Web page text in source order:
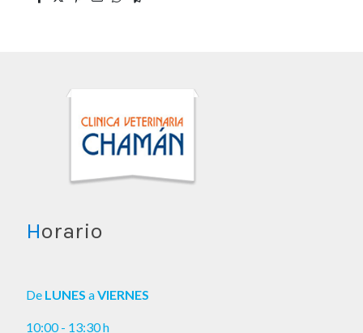
Horario
De LUNES aVIERNES
10:00 - 13:30 h